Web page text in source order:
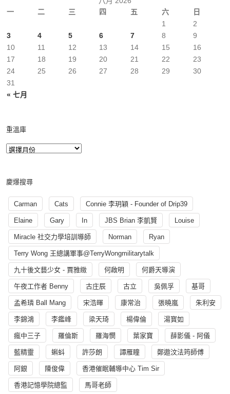
一
二 三 四 五 六 日
« 七月
1
2
3
4 5 6 7 8
9
10
11 12 13 14 15
16
17
18 19 20 21 22
23
24
25 26 27 28 29
30
31
重溫庫
慶爆搜尋
Carman Cats Connie 李玥穎 - Founder of Drip39
Elaine Gary In JBS Brian 李凱賢 Louise
Miracle 社交力學培訓導師 Norman Ryan
Terry Wong 王總講軍事@TerryWongmilitarytalk
九十後文藝少女 - 賈雅緻 何啟明 何爵天導演
午夜工作者 Benny 古庄辰 古立 吳佩孚 基哥
孟希璘 Ball Mang 宋浩暉 康常治 張曉嵐 朱利安
李錦鴻 李鑑峰 梁天琦 楊偉倫 湯寳如
瘋中三子 羅倫斯 羅海憫 葉家寶 薛影儀 - 阿儀
藍精靈 蝌蚪 許莎朗 譚雁瞳 鄭遨汶法筠師傅
阿銀 陳俊偉 香港催眠輔導中心 Tim Sir
香港記憶學院總監 馬哥老師